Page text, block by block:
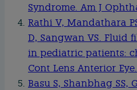
Syndrome. Am J
Rathi V, Mandathara
D, Sangwan VS. Fluid
in pediatric patients:
Cont Lens Anterior Eye.
Basu S, Shanbhag SS,